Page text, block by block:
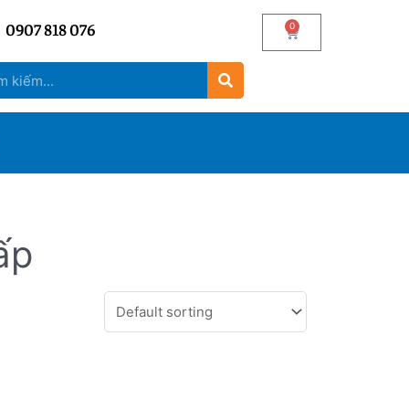
0907 818 076 0